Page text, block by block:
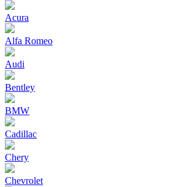
Acura
Alfa Romeo
Audi
Bentley
BMW
Cadillac
Chery
Chevrolet